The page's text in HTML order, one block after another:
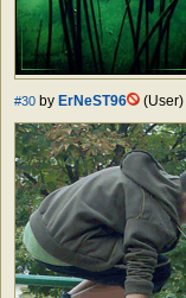
#30 by ErNeST96 (User)